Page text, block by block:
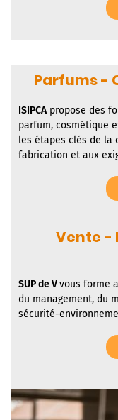
Parfums -
ISIPCApropose des
parfum, cosmétique
les étapes clés de la
fabrication et aux
Vente -
SUP de Vvous forme
du management, du
sécurité-